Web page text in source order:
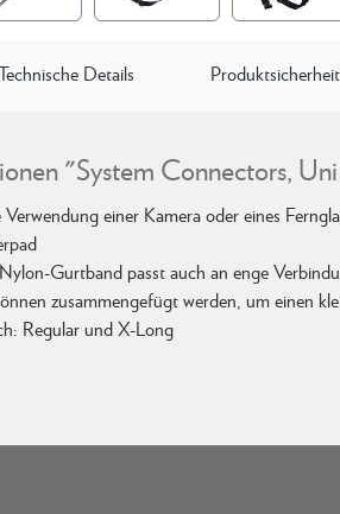
Details Produktsicherheit
"System Connectors,
einer Kamera oder eines
Gurtband passt auch an enge
zusammengefügt werden, um einen
Regular und X-Long